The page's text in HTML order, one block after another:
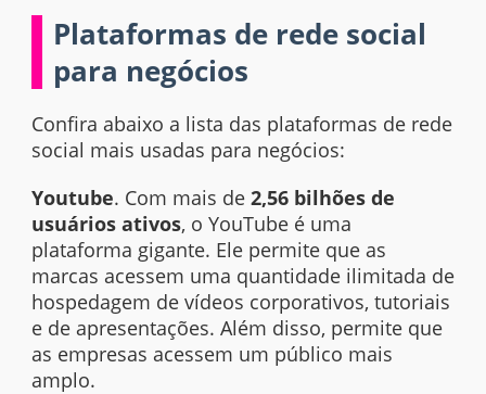
Plataformas de rede social
para negócios
Confira abaixo a lista das plataformas de rede
social mais usadas para negócios:
Youtube. Com mais de2,56 bilhões de
usuários ativos, o YouTube é uma
plataforma gigante. Ele permite que as
marcas acessem uma quantidade ilimitada de
hospedagem de vídeos corporativos, tutoriais
e de apresentações. Além disso, permite que
as empresas acessem um público mais
amplo.